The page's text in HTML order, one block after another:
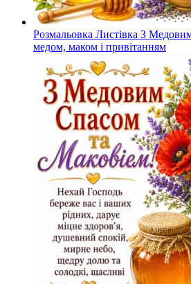
Розмальовка Листівка З
медом, маком і привітанням